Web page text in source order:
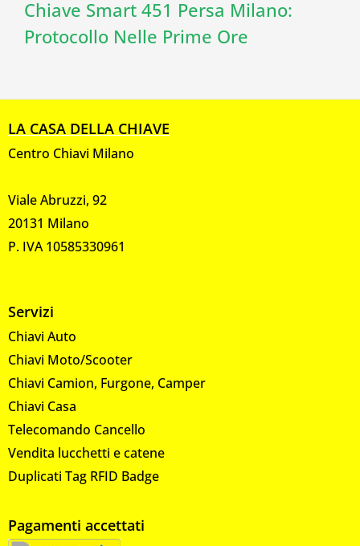
Chiave Smart 451 Persa Milano:
Protocollo Nelle Prime Ore
LA CASA DELLA CHIAVE
Centro Chiavi Milano
Viale Abruzzi, 92
20131 Milano
P. IVA 10585330961
Servizi
Chiavi Auto
Chiavi Moto/Scooter
Chiavi Camion, Furgone, Camper
Chiavi Casa
Telecomando Cancello
Vendita lucchetti e catene
Duplicati Tag RFID Badge
Pagamenti accettati